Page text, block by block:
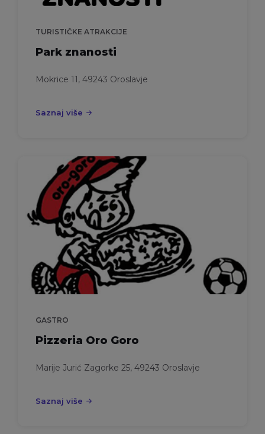
TURISTIČKE ATRAKCIJE
Park znanosti
Mokrice 11, 49243 Oroslavje
Saznaj više
GASTRO
Pizzeria Oro Goro
Marije Jurić Zagorke 25, 49243 Oroslavje
Saznaj više